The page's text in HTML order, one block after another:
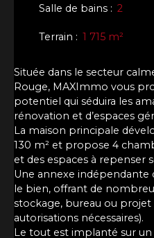
Salle de bains : 2
Terrain : 1 715 m²
Située dans le secteur
Rouge, MAXImmo vous
potentiel qui séduira les
rénovation et d’espaces
La maison principale
130 m² et propose 4
et des espaces à repenser
Une annexe indépendante
le bien, offrant de
stockage, bureau ou projet
autorisations nécessaires).
Le tout est implanté sur un